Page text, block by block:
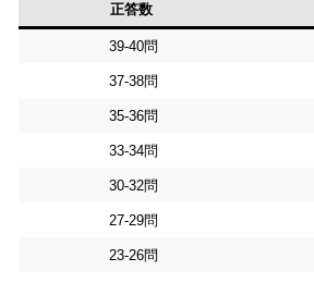
正答数
39-40問
37-38問
35-36問
33-34問
30-32問
27-29問
23-26問